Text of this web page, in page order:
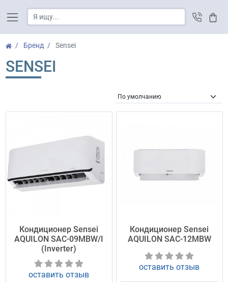
Бренд Sensei
SENSEI
Кондиционер Sensei
AQUILON SAC-09MBW/I
(Inverter)
оставить отзыв
Кондиционер Sensei
AQUILON SAC-12MBW
оставить отзыв